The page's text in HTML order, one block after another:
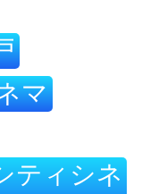
マ
ティシネ